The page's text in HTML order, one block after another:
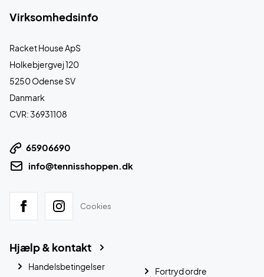
Virksomhedsinfo
Racket House ApS
Holkebjergvej 120
5250 Odense SV
Danmark
CVR: 36931108
65906690
info@tennisshoppen.dk
Cookies
Hjælp & kontakt
Handelsbetingelser
Fortryd ordre